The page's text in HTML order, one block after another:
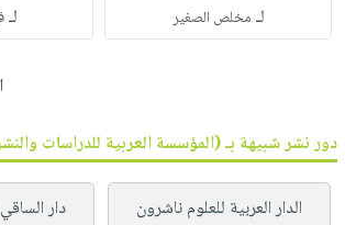
لـ مخلص الصغير لـ
دور نشر شبيهة بـ (المؤسسة العربية للدراسات
الدار العربية للعلوم ناشرون دار